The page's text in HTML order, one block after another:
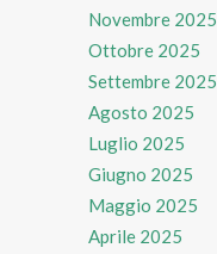
Novembre 2025
Ottobre 2025
Settembre 2025
Agosto 2025
Luglio 2025
Giugno 2025
Maggio 2025
Aprile 2025